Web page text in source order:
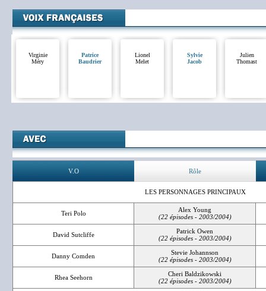
Virginie
Méry
Patrice
Baudrier
Lionel
Melet
Sylvie
Jacob
Julien
Thomast
V.O Rôle
LES PERSONNAGES PRINCIPAUX
Teri Polo
Alex Young
(22 épisodes - 2003/2004)
David Sutcliffe
Patrick Owen
(22 épisodes - 2003/2004)
Danny Comden
Stevie Johannson
(22 épisodes - 2003/2004)
Rhea Seehorn
Cheri Baldzikowski
(22 épisodes - 2003/2004)